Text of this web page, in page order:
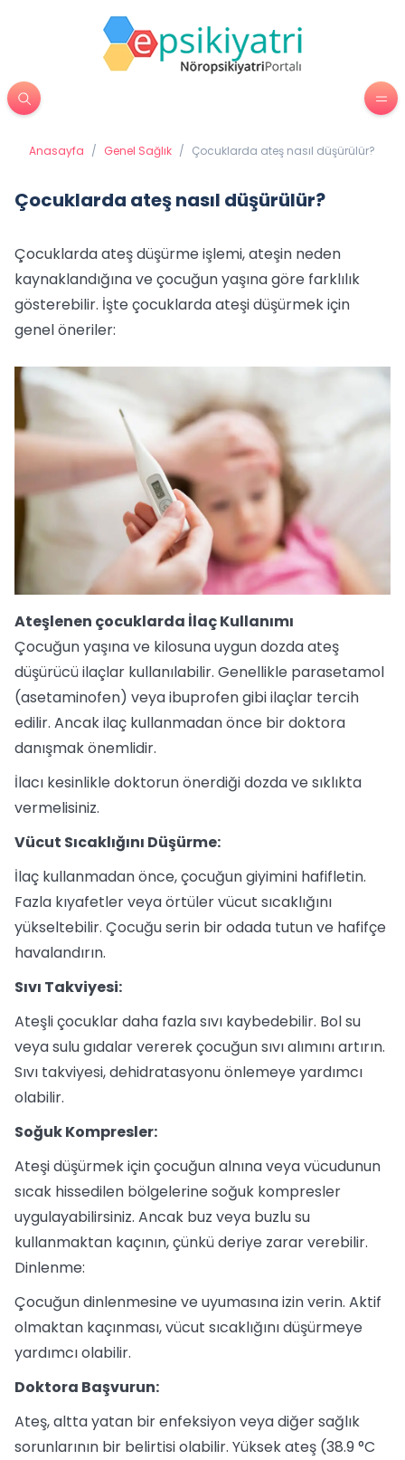
Anasayfa / Genel Sağlık / Çocuklarda ateş nasıl düşürülür?
Çocuklarda ateş nasıl düşürülür?
Çocuklarda ateş düşürme işlemi, ateşin neden
kaynaklandığına ve çocuğun yaşına göre farklılık
gösterebilir. İşte çocuklarda ateşi düşürmek için
genel öneriler:
Ateşlenen çocuklarda İlaç Kullanımı
Çocuğun yaşına ve kilosuna uygun dozda ateş
düşürücü ilaçlar kullanılabilir. Genellikle parasetamol
(asetaminofen) veya ibuprofen gibi ilaçlar tercih
edilir. Ancak ilaç kullanmadan önce bir doktora
danışmak önemlidir.
İlacı kesinlikle doktorun önerdiği dozda ve sıklıkta
vermelisiniz.
Vücut Sıcaklığını Düşürme:
İlaç kullanmadan önce, çocuğun giyimini hafifletin.
Fazla kıyafetler veya örtüler vücut sıcaklığını
yükseltebilir. Çocuğu serin bir odada tutun ve hafifçe
havalandırın.
Sıvı Takviyesi:
Ateşli çocuklar daha fazla sıvı kaybedebilir. Bol su
veya sulu gıdalar vererek çocuğun sıvı alımını artırın.
Sıvı takviyesi, dehidratasyonu önlemeye yardımcı
olabilir.
Soğuk Kompresler:
Ateşi düşürmek için çocuğun alnına veya vücudunun
sıcak hissedilen bölgelerine soğuk kompresler
uygulayabilirsiniz. Ancak buz veya buzlu su
kullanmaktan kaçının, çünkü deriye zarar verebilir.
Dinlenme:
Çocuğun dinlenmesine ve uyumasına izin verin. Aktif
olmaktan kaçınması, vücut sıcaklığını düşürmeye
yardımcı olabilir.
Doktora Başvurun:
Ateş, altta yatan bir enfeksiyon veya diğer sağlık
sorunlarının bir belirtisi olabilir. Yüksek ateş (38.9 °C